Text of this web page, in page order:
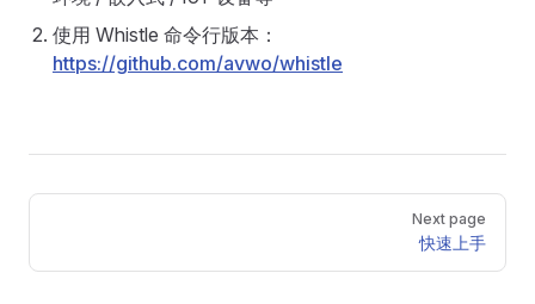
使用 Whistle 命令行版本：
https://github.com/avwo/whistle
Pager
Next page
快速上手